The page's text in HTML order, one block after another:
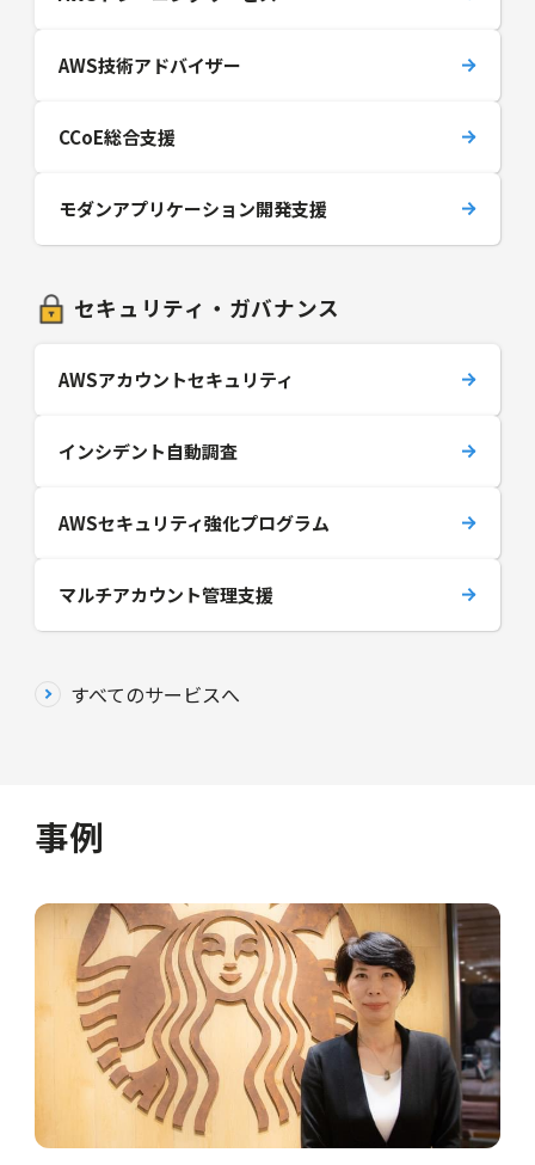
AWS技術アドバイザー
CCoE総合支援
モダンアプリケーション開発支援
セキュリティ・ガバナンス
AWSアカウントセキュリティ
インシデント自動調査
AWSセキュリティ強化プログラム
マルチアカウント管理支援
すべてのサービスへ
事例